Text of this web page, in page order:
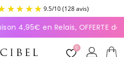
9.5/10
4,95€ en Relais, OFFERTE dès
0